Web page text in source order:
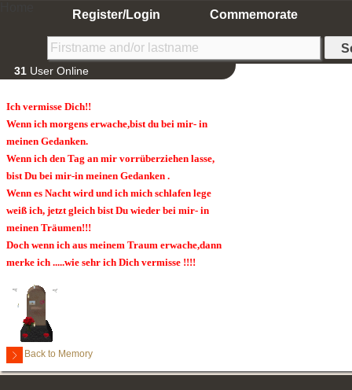
Register/Login Commemorate
31 User Online
Ich vermisse Dich!!
Wenn ich morgens erwache,bist du bei mir- in
meinen Gedanken.
Wenn ich den Tag an mir vorrüberziehen lasse,
bist Du bei mir-in meinen Gedanken .
Wenn es Nacht wird und ich mich schlafen lege
weiß ich, jetzt gleich bist Du wieder bei mir- in
meinen Träumen!!!
Doch wenn ich aus meinem Traum erwache,dann
merke ich .....wie sehr ich Dich vermisse !!!!
Back to Memory